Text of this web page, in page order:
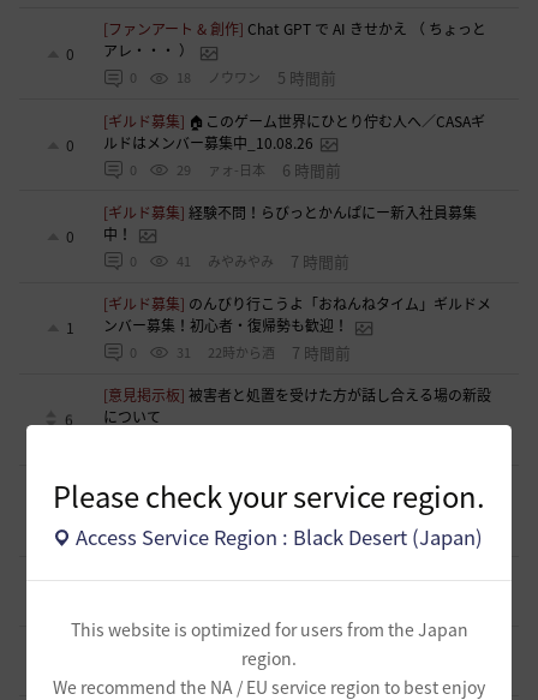
Please check your service region.
Access Service Region : Black Desert (Japan)
This website is optimized for users from the Japan
region.
We recommend the NA / EU service region to best enjoy
0
[ファンアート & 創作] Chat GPT で AI きせかえ （ ちょっと
アレ・・・ ）
0 18 ノウワン 5 時間前
0
[ギルド募集] 🏠このゲーム世界にひとり佇む人へ／CASAギ
ルドはメンバー募集中_10.08.26
0 29 ァォ-日本 6 時間前
0
[ギルド募集]経験不問！らびっとかんぱにー新入社員募集
中！
0 41 みやみやみ 7 時間前
1
[ギルド募集] のんびり行こうよ「おねんねタイム」ギルドメ
ンバー募集！初心者・復帰勢も歓迎！
0 31 22時から酒 7 時間前
6
[意見掲示板]被害者と処置を受けた方が話し合える場の新設
について
0
[意見掲示板]
【制裁・内規変更】制裁解除後の一定期間以内
における再度の迷惑行為についての制裁基準変更について
0 55 すかいてんぷる店長-日本 8 時間前
[意見掲示板]【意見】「制裁」という表記の見直しについて
「制裁」という言葉の選び方について
50 浅井ジークフリード配信者 11 時間前